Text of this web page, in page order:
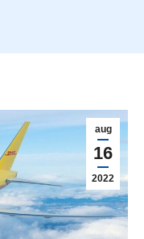
aug
16
2022